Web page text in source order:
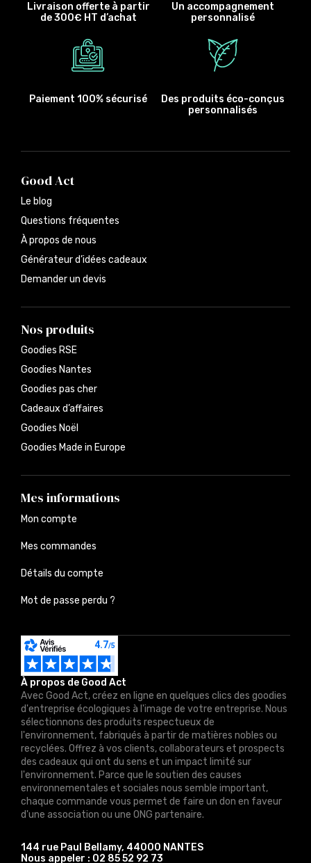
Livraison offerte à partir
de 300€ HT d’achat
Un accompagnement
personnalisé
Paiement 100% sécurisé
Des produits éco-conçus
personnalisés
À propos de Good Act
Avec Good Act, créez en ligne en quelques clics des goodies
d'entreprise écologiques à l'image de votre entreprise. Nous
sélectionnons des produits respectueux de
l'environnement, fabriqués à partir de matières nobles ou
recyclées. Offrez à vos clients, collaborateurs et prospects
des cadeaux qui ont du sens et un impact limité sur
l'environnement. Parce que le soutien des causes
environnementales et sociales nous semble important,
chaque commande vous permet de faire un don en faveur
d'une association ou une ONG partenaire.
144 rue Paul Bellamy, 44000 NANTES
Nous appeler : 02 85 52 92 73
Good Act
Le blog
Questions fréquentes
À propos de nous
Générateur d’idées cadeaux
Demander un devis
Nos produits
Goodies RSE
Goodies Nantes
Goodies pas cher
Cadeaux d’affaires
Goodies Noël
Goodies Made in Europe
Mes informations
Mon compte
Mes commandes
Détails du compte
Mot de passe perdu ?